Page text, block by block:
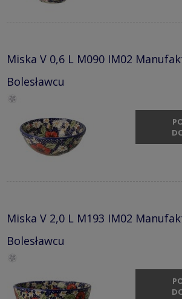
Miska V 0,6 L M090 IM02
Bolesławcu
Miska V 2,0 L M193 IM02
Bolesławcu